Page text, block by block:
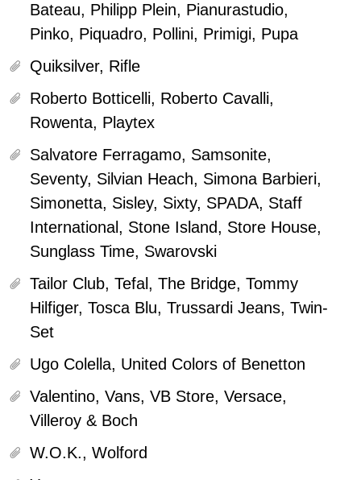
Bateau, Philipp Plein, Pianurastudio,
Pinko, Piquadro, Pollini, Primigi, Pupa
Quiksilver, Rifle
Roberto Botticelli, Roberto Cavalli,
Rowenta, Playtex
Salvatore Ferragamo, Samsonite,
Seventy, Silvian Heach, Simona Barbieri,
Simonetta, Sisley, Sixty, SPADA, Staff
International, Stone Island, Store House,
Sunglass Time, Swarovski
Tailor Club, Tefal, The Bridge, Tommy
Hilfiger, Tosca Blu, Trussardi Jeans, Twin-
Set
Ugo Colella, United Colors of Benetton
Valentino, Vans, VB Store, Versace,
Villeroy & Boch
W.O.K., Wolford